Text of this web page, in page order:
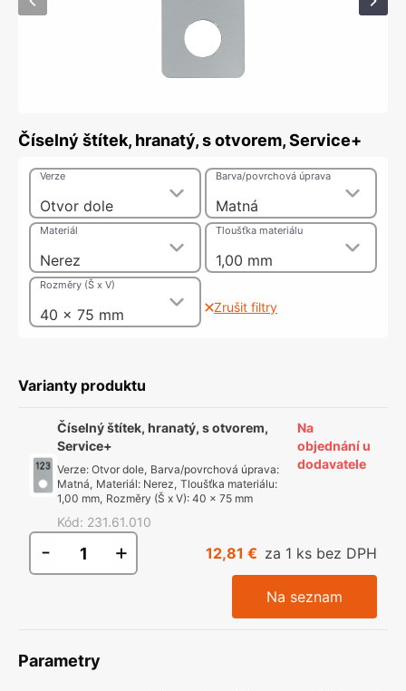
Číselný štítek, hranatý, s otvorem, Service+
Otvor dole
Verze
Matná
Barva/povrchová úprava
Nerez
Materiál
1,00 mm
Tloušťka materiálu
40 x 75 mm
Rozměry (Š x V)
Zrušit filtry
Varianty produktu
Číselný štítek, hranatý, s otvorem,
Service+
Verze:Otvor dole, Barva/povrchová úprava:
Matná, Materiál: Nerez, Tloušťka materiálu:
1,00 mm, Rozměry (Š x V):40 x 75 mm
Kód: 231.61.010
Na
objednání u
dodavatele
- + 12,81 € za 1 ks bez DPH
Na seznam
Parametry